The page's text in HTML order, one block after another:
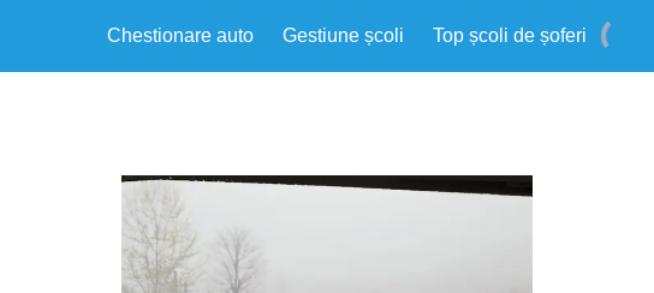
Chestionare auto Gestiune școli Top școli de șoferi